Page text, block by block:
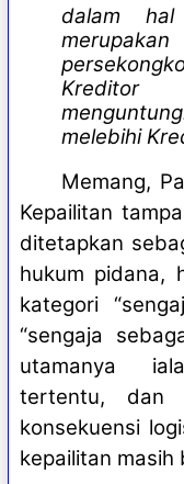
dalam hal
melebihi
Memang,
Kepailitan
ditetapkan
hukum pidana,
kategori
“sengaja
utamanya
tertentu, dan
konsekuensi
kepailitan masih